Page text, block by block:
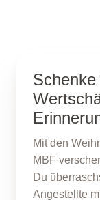
Mit den
MBF
Du
Angestellte